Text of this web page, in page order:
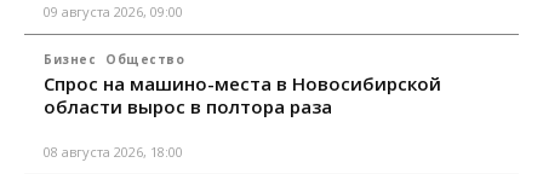
09 августа 2026, 09:00
Бизнес Общество
Спрос на машино-места в Новосибирской
области вырос в полтора раза
08 августа 2026, 18:00